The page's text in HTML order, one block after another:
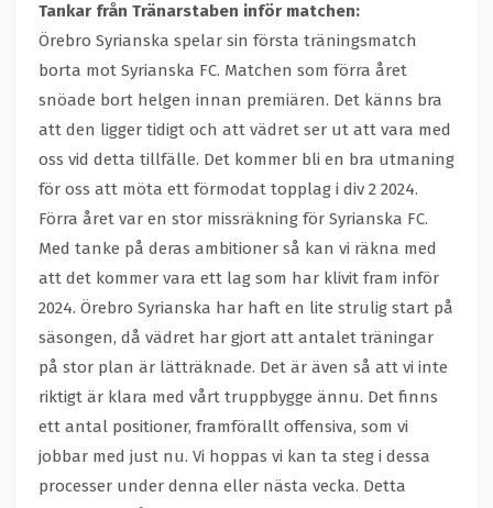
Tankar från Tränarstaben inför matchen:
Örebro Syrianska spelar sin första träningsmatch
borta mot Syrianska FC. Matchen som förra året
snöade bort helgen innan premiären. Det känns bra
att den ligger tidigt och att vädret ser ut att vara med
oss vid detta tillfälle. Det kommer bli en bra utmaning
för oss att möta ett förmodat topplag i div 2 2024.
Förra året var en stor missräkning för Syrianska FC.
Med tanke på deras ambitioner så kan vi räkna med
att det kommer vara ett lag som har klivit fram inför
2024. Örebro Syrianska har haft en lite strulig start på
säsongen, då vädret har gjort att antalet träningar
på stor plan är lätträknade. Det är även så att vi inte
riktigt är klara med vårt truppbygge ännu. Det finns
ett antal positioner, framförallt offensiva, som vi
jobbar med just nu. Vi hoppas vi kan ta steg i dessa
processer under denna eller nästa vecka. Detta